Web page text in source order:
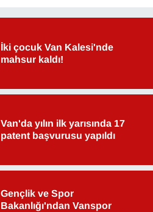
İki çocuk Van Kalesi'nde
mahsur kaldı!
Van'da yılın ilk yarısında 17
patent başvurusu yapıldı
Gençlik ve Spor
Bakanlığı'ndan Vanspor